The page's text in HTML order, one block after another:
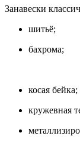
Занавески
шитьё;
косая бейка;
кружевная